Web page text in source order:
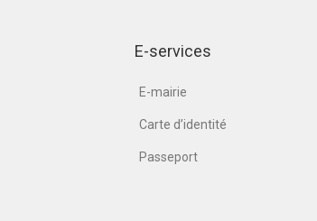
E-services
E-mairie
Carte d’identité
Passeport